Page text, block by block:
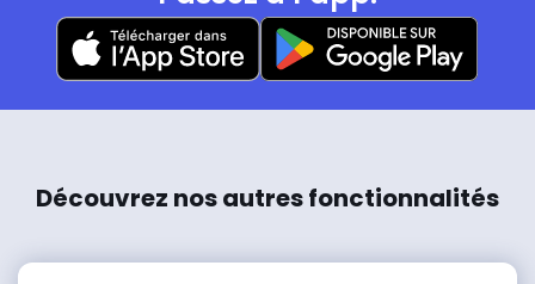
Découvrez nos autres fonctionnalités